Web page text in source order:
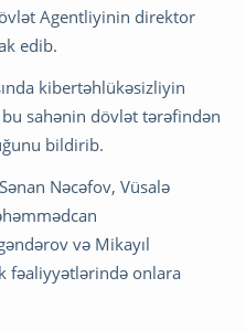
Agentliyinin direktor
edib.
kibertəhlükəsizliyin
bu sahənin dövlət tərəfindən
bildirib.
Nəcəfov, Vüsalə
və Mikayıl
fəaliyyətlərində onlara